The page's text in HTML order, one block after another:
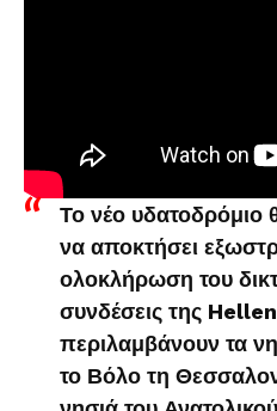
Το νέο υδατοδρόμιο
να αποκτήσει
ολοκλήρωση του
συνδέσεις της
περιλαμβάνουν τα
το Βόλο τη